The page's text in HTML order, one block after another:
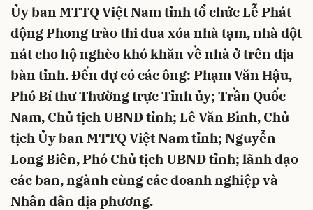
Ủy ban MTTQ Việt Nam tỉnh tổ chức Lễ Phát
động Phong trào thi đua xóa nhà tạm, nhà dột
nát cho hộ nghèo khó khăn về nhà ở trên địa
bàn tỉnh. Đến dự có các ông: Phạm Văn Hậu,
Phó Bí thư Thường trực Tỉnh ủy; Trần Quốc
Nam, Chủ tịch UBND tỉnh; Lê Văn Bình, Chủ
tịch Ủy ban MTTQ Việt Nam tỉnh; Nguyễn
Long Biên, Phó Chủ tịch UBND tỉnh; lãnh đạo
các ban, ngành cùng các doanh nghiệp và
Nhân dân địa phương.